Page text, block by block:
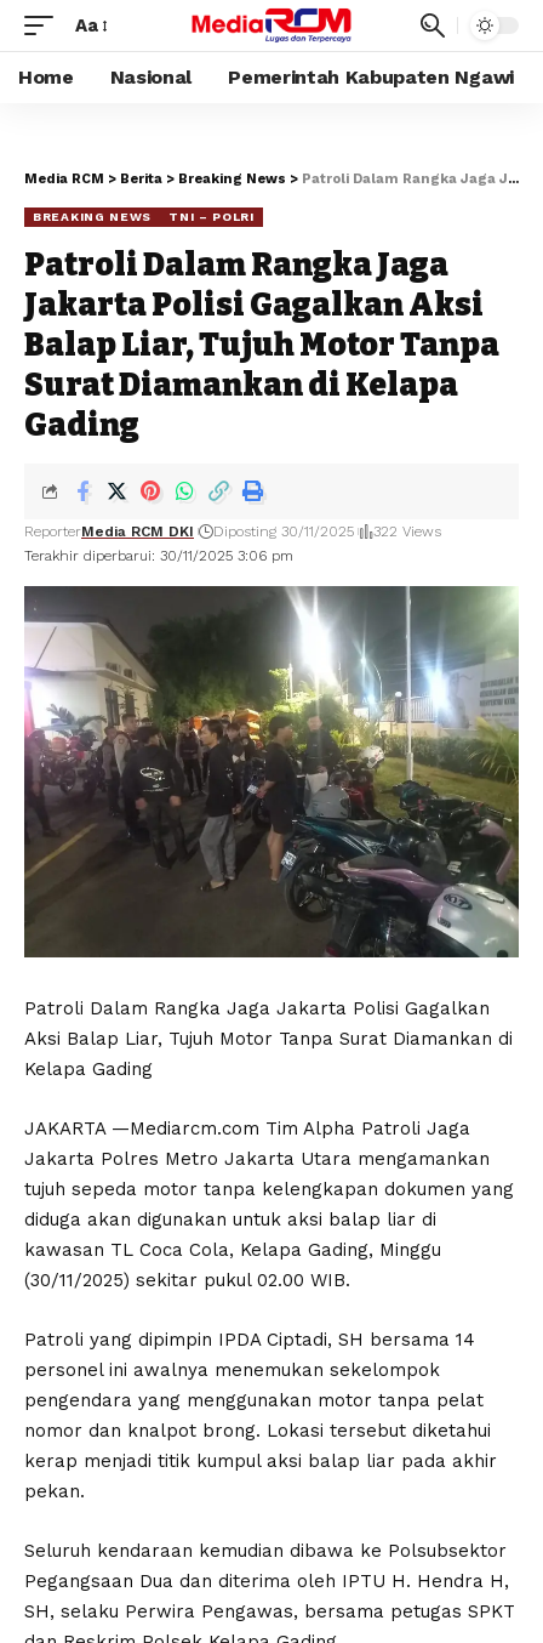
Aa
Home Nasional Pemerintah Kabupaten Ngawi
Media RCM > Berita > Breaking News > Patroli Dalam Rangka Jaga Jakarta Polisi Gagalkan Aksi Balap Liar, Tujuh Motor Tanpa Surat Diamankan di Kelapa Gading
BREAKING NEWS TNI – POLRI
Patroli Dalam Rangka Jaga
Jakarta Polisi Gagalkan Aksi
Balap Liar, Tujuh Motor Tanpa
Surat Diamankan di Kelapa
Gading
Terakhir diperbarui: 30/11/2025 3:06 pm
ReporterMedia RCM DKI Diposting 30/11/2025 322 Views
Patroli Dalam Rangka Jaga Jakarta Polisi Gagalkan
Aksi Balap Liar, Tujuh Motor Tanpa Surat Diamankan di
Kelapa Gading
JAKARTA —Mediarcm.com Tim Alpha Patroli Jaga
Jakarta Polres Metro Jakarta Utara mengamankan
tujuh sepeda motor tanpa kelengkapan dokumen yang
diduga akan digunakan untuk aksi balap liar di
kawasan TL Coca Cola, Kelapa Gading, Minggu
(30/11/2025) sekitar pukul 02.00 WIB.
Patroli yang dipimpin IPDA Ciptadi, SH bersama 14
personel ini awalnya menemukan sekelompok
pengendara yang menggunakan motor tanpa pelat
nomor dan knalpot brong. Lokasi tersebut diketahui
kerap menjadi titik kumpul aksi balap liar pada akhir
pekan.
Seluruh kendaraan kemudian dibawa ke Polsubsektor
Pegangsaan Dua dan diterima oleh IPTU H. Hendra H,
SH, selaku Perwira Pengawas, bersama petugas SPKT